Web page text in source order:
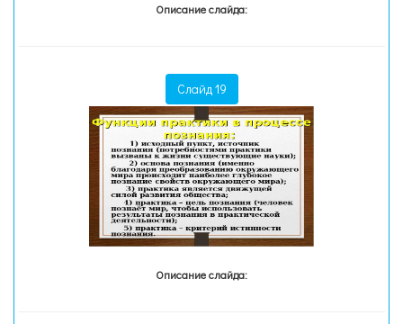
Описание слайда:
Слайд 19
Описание слайда: